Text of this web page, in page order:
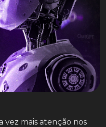
vez mais atenção nos